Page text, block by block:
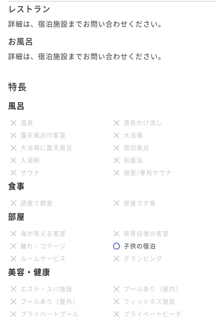
レストラン
詳細は、宿泊施設までお問い合わせください。
お風呂
詳細は、宿泊施設までお問い合わせください。
特長
風呂
温泉
源泉かけ流し
露天風呂付客室
大浴場
大浴場に露天風呂
貸切風呂
入湯税
岩盤浴
サウナ
個室/専用サウナ
食事
部屋で朝食 部屋で夕食
部屋
海が見える客室
夜景自慢の客室
離れ・コテージ
子供の宿泊
ルームサービス
グランピング
美容・健康
エステ・スパ施設
プールあり（屋内）
プールあり（屋外）
フィットネス施設
プライベートプール
プライベートビーチ